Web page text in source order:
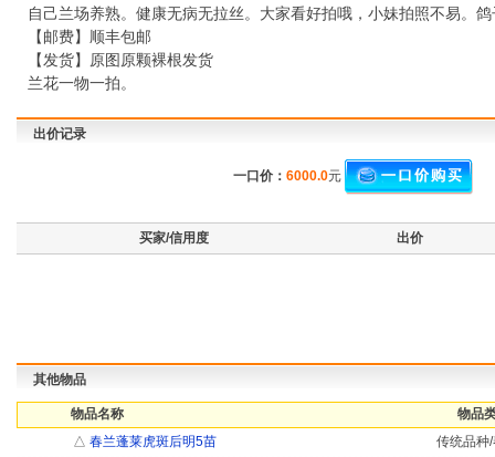
自己兰场养熟。健康无病无拉丝。大家看好拍哦，小妹拍照不易。
【邮费】顺丰包邮
【发货】原图原颗裸根发货
兰花一物一拍。
出价记录
一口价： 6000.0元
买家/信用度 出价
其他物品
物品名称
物品
△ 春兰蓬莱虎斑后明5苗
传统品种